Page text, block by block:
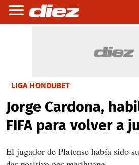
LIGA HONDUBET
Jorge Cardona,
FIFA para volver a
El jugador de Platense había sido